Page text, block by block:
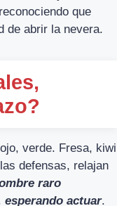
que
de abrir la nevera.
verde. Fresa, kiwi
defensas, relajan
raro
actuar.